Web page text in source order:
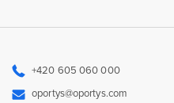
+420 605 060 000
oportys@oportys.com